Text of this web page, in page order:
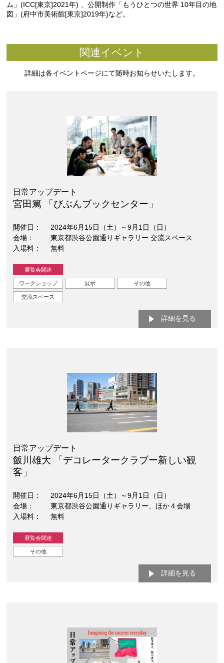
ム」(ICC[東京]2021年) 、公開制作「もうひとつの世界 10年目の地
図」(府中市美術館[東京]2019年)など。
関連イベント
詳細は各イベントページにて随時お知らせいたします。
日常アップデート
宮田篤 「びぶんブックセンター」
開催日
2024年6月15日（土）～9月1日（日）
会場
東京都渋谷公園通りギャラリー 交流スペース
入場料
無料
展覧会関連
ワークショップ 展示 その他
交流スペース
詳細を見る
日常アップデート
飯川雄大 「デコレータークラブー新しい観
客」
開催日
2024年6月15日（土）～9月1日（日）
会場
東京都渋谷公園通りギャラリー、ほか４会場
入場料
無料
展覧会関連
その他
詳細を見る